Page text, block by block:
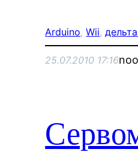
Arduino, Wii,
25.07.2010 17:16